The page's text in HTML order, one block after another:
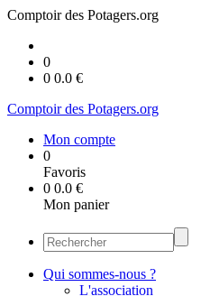
Comptoir des Potagers.org
0
0 0.0 €
Comptoir des Potagers.org
Mon compte
0
Favoris
0 0.0 €
Mon panier
Qui sommes-nous ?
L'association